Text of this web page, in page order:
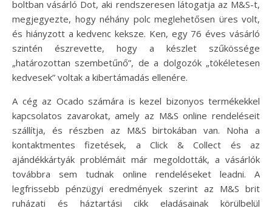
boltban vásárló Dot, aki rendszeresen látogatja az M&S-t,
megjegyezte, hogy néhány polc meglehetősen üres volt,
és hiányzott a kedvenc keksze. Ken, egy 76 éves vásárló
szintén észrevette, hogy a készlet szűkössége
„határozottan szembetűnő”, de a dolgozók „tökéletesen
kedvesek” voltak a kibertámadás ellenére.
A cég az Ocado számára is kezel bizonyos termékekkel
kapcsolatos zavarokat, amely az M&S online rendeléseit
szállítja, és részben az M&S birtokában van. Noha a
kontaktmentes fizetések, a Click & Collect és az
ajándékkártyák problémáit már megoldották, a vásárlók
továbbra sem tudnak online rendeléseket leadni. A
legfrissebb pénzügyi eredmények szerint az M&S brit
ruházati és háztartási cikk eladásainak körülbelül